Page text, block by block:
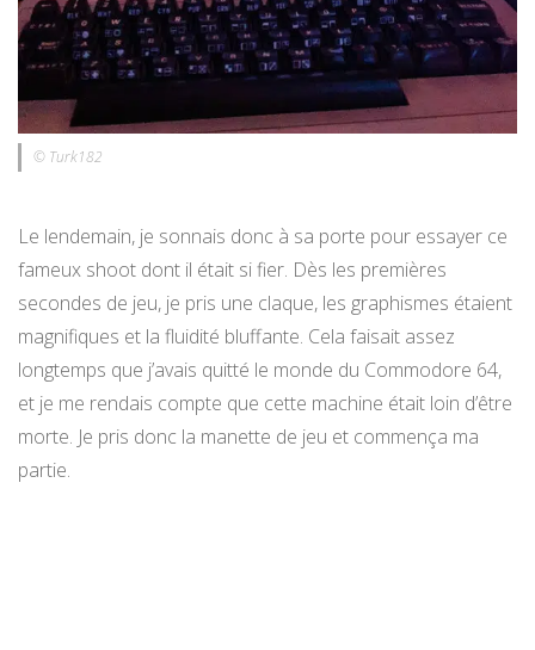
© Turk182
Le lendemain, je sonnais donc à sa porte pour essayer ce
fameux shoot dont il était si fier. Dès les premières
secondes de jeu, je pris une claque, les graphismes étaient
magnifiques et la fluidité bluffante. Cela faisait assez
longtemps que j’avais quitté le monde du Commodore 64,
et je me rendais compte que cette machine était loin d’être
morte. Je pris donc la manette de jeu et commença ma
partie.